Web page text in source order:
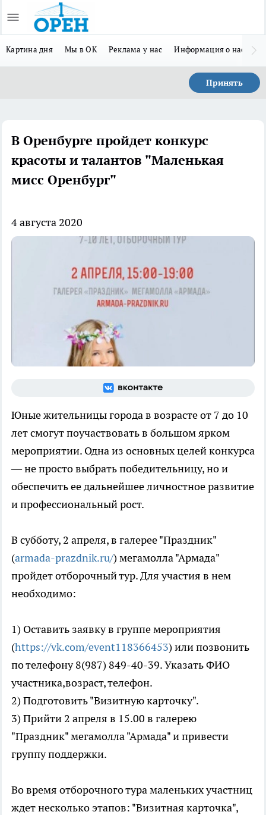
Картина дня Мы в ОК Реклама у нас Информация о нас
Принять
В Оренбурге пройдет конкурс
красоты и талантов "Маленькая
мисс Оренбург"
4 августа 2020
Юные жительницы города в возрасте от 7 до 10
лет смогут поучаствовать в большом ярком
мероприятии. Одна из основных целей конкурса
— не просто выбрать победительницу, но и
обеспечить ее дальнейшее личностное развитие
и профессиональный рост.
В субботу, 2 апреля, в галерее "Праздник"
(armada-prazdnik.ru/) мегамолла "Армада"
пройдет отборочный тур. Для участия в нем
необходимо:
1) Оставить заявку в группе мероприятия
(https://vk.com/event118366453) или позвонить
по телефону 8(987) 849-40-39. Указать ФИО
участника,возраст, телефон.
2) Подготовить "Визитную карточку".
3) Прийти 2 апреля в 15.00 в галерею
"Праздник" мегамолла "Армада" и привести
группу поддержки.
Во время отборочного тура маленьких участниц
ждет несколько этапов: "Визитная карточка",